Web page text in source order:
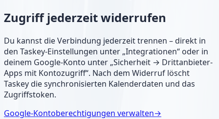
Zugriff jederzeit widerrufen
Du kannst die Verbindung jederzeit trennen – direkt in
den Taskey-Einstellungen unter „Integrationen“ oder in
deinem Google-Konto unter „Sicherheit → Drittanbieter-
Apps mit Kontozugriff“. Nach dem Widerruf löscht
Taskey die synchronisierten Kalenderdaten und das
Zugriffstoken.
Google-Kontoberechtigungen verwalten→